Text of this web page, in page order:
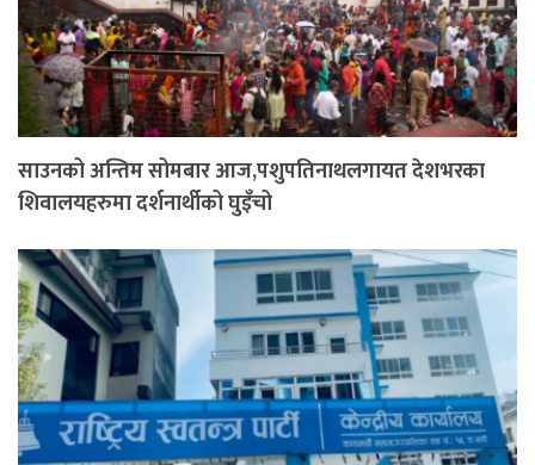
साउनको अन्तिम सोमबार आज,पशुपतिनाथलगायत देशभरका
शिवालयहरुमा दर्शनार्थीको घुइँचो